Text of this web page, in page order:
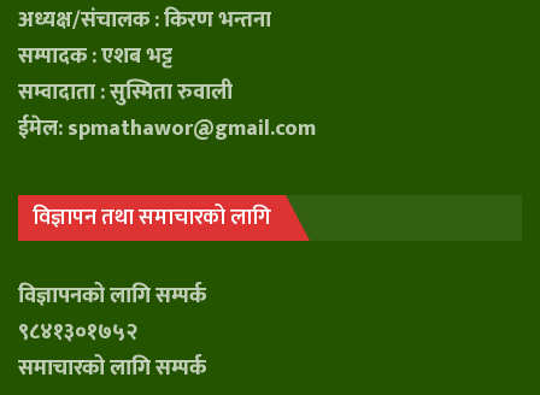
अध्यक्ष/संचालक : किरण भन्तना
सम्पादक : एशब भट्ट
सम्वादाता : सुस्मिता रुवाली
ईमेल: spmathawor@gmail.com
विज्ञापन तथा समाचारको लागि
विज्ञापनको लागि सम्पर्क
९८४१३०१७५२
समाचारको लागि सम्पर्क